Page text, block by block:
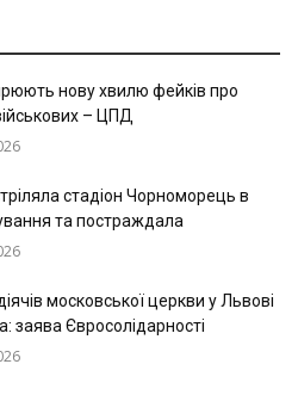
нову хвилю фейків про
– ЦПД
стадіон Чорноморець в
та постраждала
московської церкви у Львові
заява Євросолідарності